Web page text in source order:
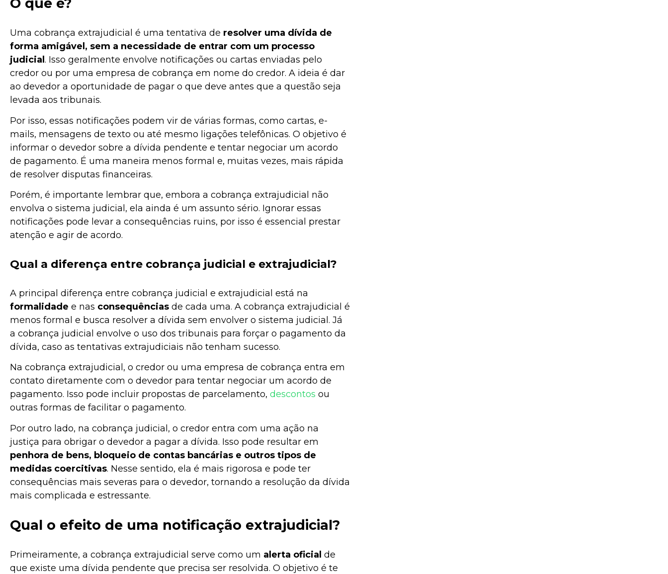
O que é?
Uma cobrança extrajudicial é uma tentativa de resolver uma dívida de
forma amigável, sem a necessidade de entrar com um processo
judicial . Isso geralmente envolve notificações ou cartas enviadas pelo
credor ou por uma empresa de cobrança em nome do credor. A ideia é dar
ao devedor a oportunidade de pagar o que deve antes que a questão seja
levada aos tribunais.
Por isso, essas notificações podem vir de várias formas, como cartas, e-
mails, mensagens de texto ou até mesmo ligações telefônicas. O objetivo é
informar o devedor sobre a dívida pendente e tentar negociar um acordo
de pagamento. É uma maneira menos formal e, muitas vezes, mais rápida
de resolver disputas financeiras.
Porém, é importante lembrar que, embora a cobrança extrajudicial não
envolva o sistema judicial, ela ainda é um assunto sério. Ignorar essas
notificações pode levar a consequências ruins, por isso é essencial prestar
atenção e agir de acordo.
Qual a diferença entre cobrança judicial e extrajudicial?
A principal diferença entre cobrança judicial e extrajudicial está na
formalidade e nas consequências de cada uma. A cobrança extrajudicial é
menos formal e busca resolver a dívida sem envolver o sistema judicial. Já
a cobrança judicial envolve o uso dos tribunais para forçar o pagamento da
dívida, caso as tentativas extrajudiciais não tenham sucesso.
Na cobrança extrajudicial, o credor ou uma empresa de cobrança entra em
contato diretamente com o devedor para tentar negociar um acordo de
pagamento. Isso pode incluir propostas de parcelamento, descontos ou
outras formas de facilitar o pagamento.
Por outro lado, na cobrança judicial, o credor entra com uma ação na
justiça para obrigar o devedor a pagar a dívida. Isso pode resultar em
penhora de bens, bloqueio de contas bancárias e outros tipos de
medidas coercitivas. Nesse sentido, ela é mais rigorosa e pode ter
consequências mais severas para o devedor, tornando a resolução da dívida
mais complicada e estressante.
Qual o efeito de uma notificação extrajudicial?
Primeiramente, a cobrança extrajudicial serve como um alerta oficial de
que existe uma dívida pendente que precisa ser resolvida. O objetivo é te